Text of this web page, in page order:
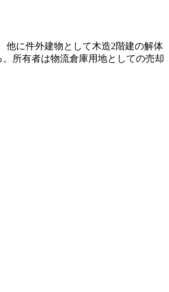
他に件外建物として木造2階建の解体
所有者は物流倉庫用地としての売却